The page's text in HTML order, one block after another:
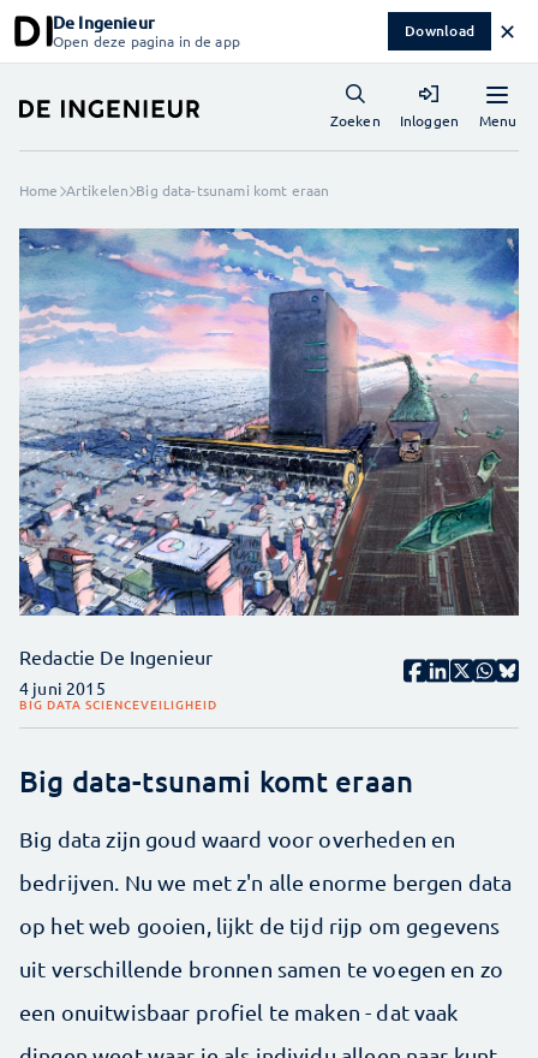
De Ingenieur
Open deze pagina in de app Download ✕
Menu
Zoeken Inloggen
Home Artikelen Big data-tsunami komt eraan
Redactie De Ingenieur
4 juni 2015
BIG DATA SCIENCEVEILIGHEID
Big data-tsunami komt eraan
Big data zijn goud waard voor overheden en
bedrijven. Nu we met z'n alle enorme bergen data
op het web gooien, lijkt de tijd rijp om gegevens
uit verschillende bronnen samen te voegen en zo
een onuitwisbaar profiel te maken - dat vaak